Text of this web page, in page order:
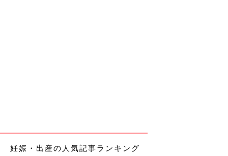
妊娠・出産の人気記事ランキング